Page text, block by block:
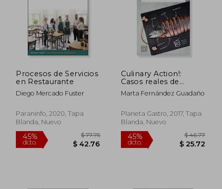
Procesos de Servicios
en Restaurante
Diego Mercado Fuster
Paraninfo, 2020, Tapa
Blanda, Nuevo
Culinary Action!:
Casos reales de
emprendedores
gastronómicos
Marta Fernández Guadaño
Planeta Gastro, 2017, Tapa
Blanda, Nuevo